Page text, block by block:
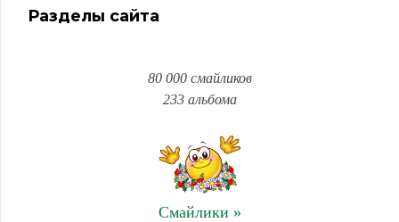
Разделы сайта
80 000 смайликов
233 альбома
Смайлики »